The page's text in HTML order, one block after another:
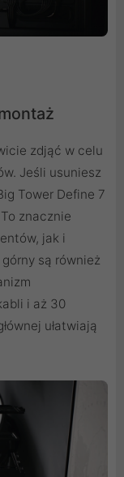
zdjąć w celu
Jeśli usuniesz
Tower Define 7
znacznie
jak i
są również
i aż 30
ułatwiają